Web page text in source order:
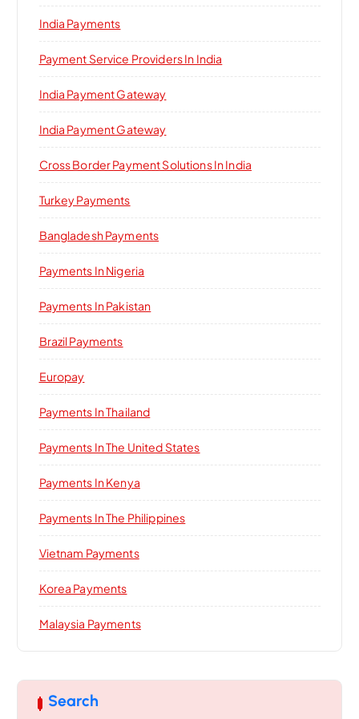
India Payments
Payment Service Providers In India
India Payment Gateway
India Payment Gateway
Cross Border Payment Solutions In India
Turkey Payments
Bangladesh Payments
Payments In Nigeria
Payments In Pakistan
Brazil Payments
Europay
Payments In Thailand
Payments In The United States
Payments In Kenya
Payments In The Philippines
Vietnam Payments
Korea Payments
Malaysia Payments
Search